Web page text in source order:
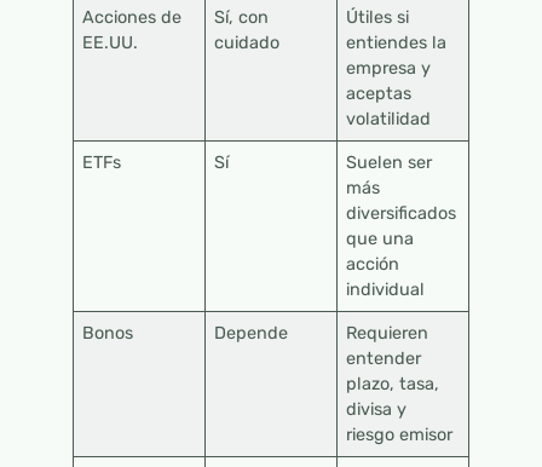
Acciones de
EE.UU.
Sí, con
cuidado
Útiles si
entiendes la
empresa y
aceptas
volatilidad
ETFs Sí
Suelen ser
más
diversificados
que una
acción
individual
Bonos Depende
Requieren
entender
plazo, tasa,
divisa y
riesgo emisor